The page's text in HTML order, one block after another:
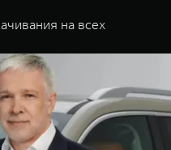
на всех